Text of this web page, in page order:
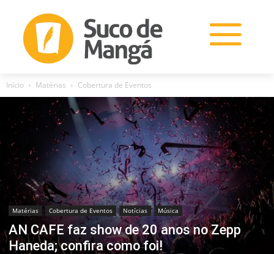
Início Matérias Cobertura de Eventos
Matérias Cobertura de Eventos Notícias Música
AN CAFE faz show de 20 anos no Zepp
Haneda; confira como foi!